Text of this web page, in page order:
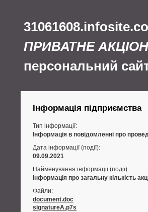
ПРИВАТНЕ
персональний
Інформація підприємства
Тип інформації:
Інформація в повідомленні про
Дата інформації (події):
09.09.2021
Найменування інформації (події):
Інформація про загальну кількість
Файли:
document.doc
signatureA.p7s